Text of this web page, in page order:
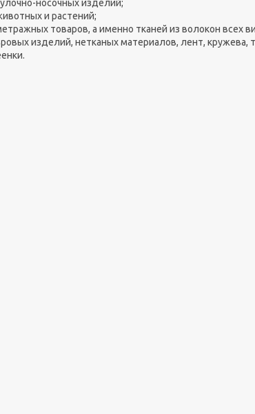
носочных изделий;
и растений;
товаров, а именно тканей из волокон всех
изделий, нетканых материалов, лент, кружева,